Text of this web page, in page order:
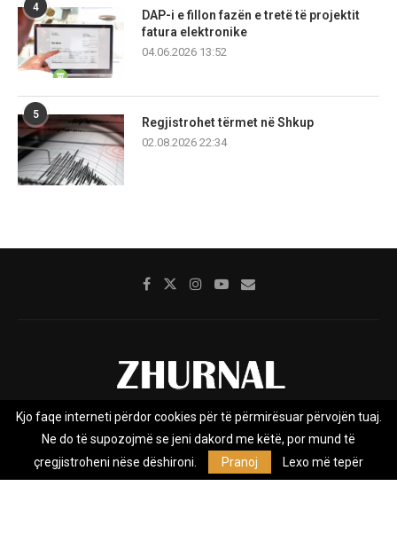
4
DAP-i e fillon fazën e tretë të projektit
fatura elektronike
04.06.2026 13:52
5
Regjistrohet tërmet në Shkup
02.08.2026 22:34
Rreth nesh Impresumi Marketing
Kontakt
Privacy Policy
Zhurnal.mk është Agjenci e Lajmeve e pavarur, e themeluar në vitin
Kjo faqe interneti përdor cookies për të përmirësuar përvojën tuaj.
Ne do të supozojmë se jeni dakord me këtë, por mund të
çregjistroheni nëse dëshironi.
Pranoj Lexo më tepër